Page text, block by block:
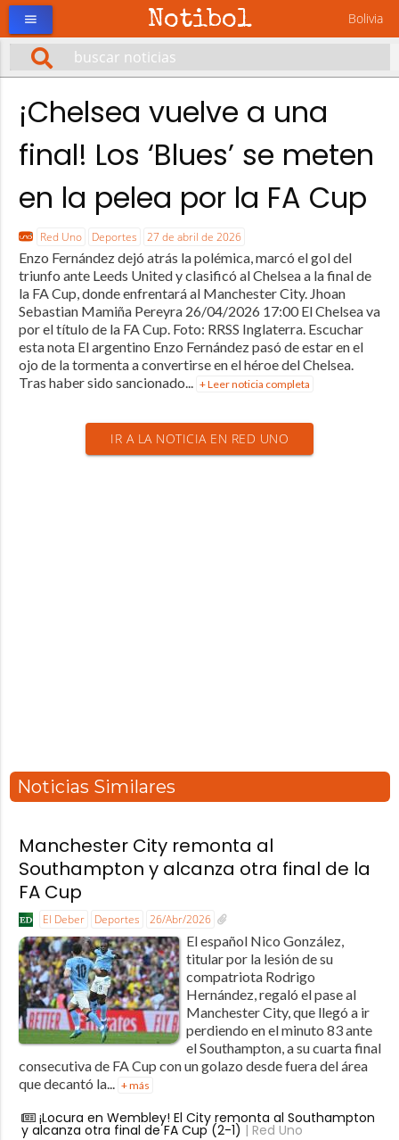
Notibol Bolivia
menu
¡Chelsea vuelve a una
final! Los ‘Blues’ se meten
en la pelea por la FA Cup
Red Uno Deportes 27 de abril de 2026
Enzo Fernández dejó atrás la polémica, marcó el gol del
triunfo ante Leeds United y clasificó al Chelsea a la final de
la FA Cup, donde enfrentará al Manchester City. Jhoan
Sebastian Mamiña Pereyra 26/04/2026 17:00 El Chelsea va
por el título de la FA Cup. Foto: RRSS Inglaterra. Escuchar
esta nota El argentino Enzo Fernández pasó de estar en el
ojo de la tormenta a convertirse en el héroe del Chelsea.
Tras haber sido sancionado... + Leer noticia completa
IR A LA NOTICIA EN RED UNO
Noticias Similares
Manchester City remonta al
Southampton y alcanza otra final de la
FA Cup
El Deber Deportes 26/Abr/2026
El español Nico González,
titular por la lesión de su
compatriota Rodrigo
Hernández, regaló el pase al
Manchester City, que llegó a ir
perdiendo en el minuto 83 ante
el Southampton, a su cuarta final
consecutiva de FA Cup con un golazo desde fuera del área
que decantó la... + más
¡Locura en Wembley! El City remonta al Southampton
y alcanza otra final de FA Cup (2-1) | Red Uno